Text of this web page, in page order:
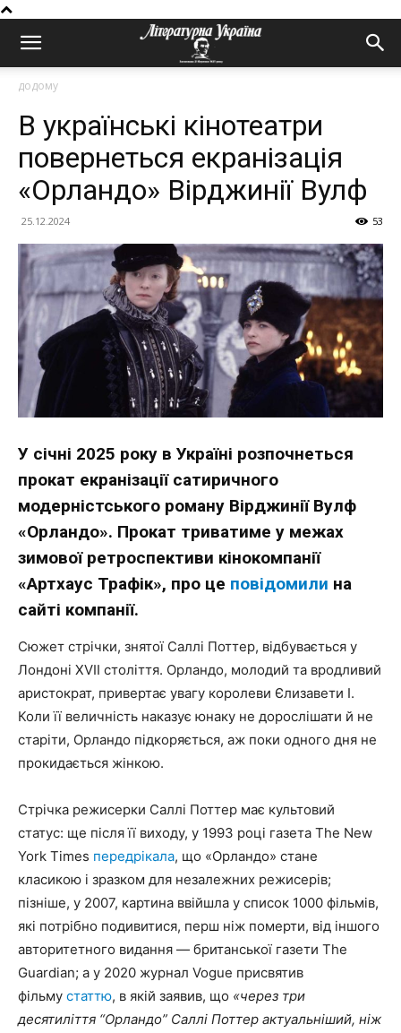
додому
В українські кінотеатри
повернеться екранізація
«Орландо» Вірджинії Вулф
25.12.2024 53
У січні 2025 року в Україні розпочнеться
прокат екранізації сатиричного
модерністського роману Вірджинії Вулф
«Орландо». Прокат триватиме у межах
зимової ретроспективи кінокомпанії
«Артхаус Трафік», про це повідомили на
сайті компанії.
Сюжет стрічки, знятої Саллі Поттер, відбувається у
Лондоні XVII століття. Орландо, молодий та вродливий
аристократ, привертає увагу королеви Єлизавети I.
Коли її величність наказує юнаку не дорослішати й не
старіти, Орландо підкоряється, аж поки одного дня не
прокидається жінкою.
Стрічка режисерки Саллі Поттер має культовий
статус: ще після її виходу, у 1993 році газета The New
York Times передрікала, що «Орландо» стане
класикою і зразком для незалежних режисерів;
пізніше, у 2007, картина ввійшла у список 1000 фільмів,
які потрібно подивитися, перш ніж померти, від іншого
авторитетного видання — британської газети The
Guardian; а у 2020 журнал Vogue присвятив
фільму статтю, в якій заявив, що «через три
десятиліття “Орландо” Саллі Поттер актуальніший, ніж